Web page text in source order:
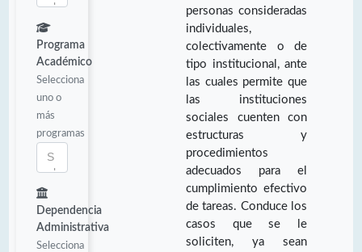
Programa
Académico
Selecciona
uno o
más
programas
Dependencia
Administrativa
Selecciona
personas consideradas
individuales,
colectivamente o de
tipo institucional, ante
las cuales permite que
las instituciones
sociales cuenten con
estructuras y
procedimientos
adecuados para el
cumplimiento efectivo
de tareas. Conduce los
casos que se le
soliciten, ya sean